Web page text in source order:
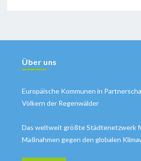
Über uns
Europäische Kommunen in
Völkern der Regenwälder
Das weltweit größte Städtenetzwerk
Maßnahmen gegen den globalen